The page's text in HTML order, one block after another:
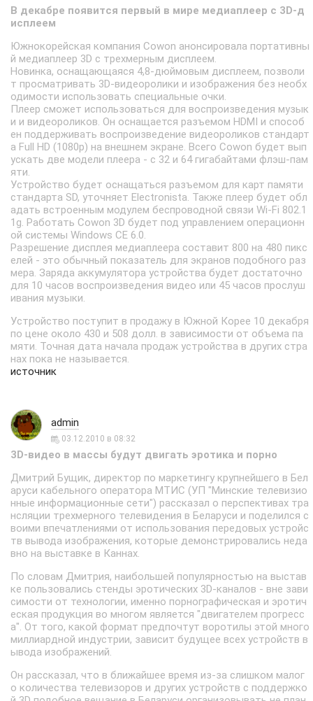
В декабре появится первый в мире медиаплеер с 3D-д
исплеем
Южнокорейская компания Cowon анонсировала портативны
й медиаплеер 3D с трехмерным дисплеем.
Новинка, оснащающаяся 4,8-дюймовым дисплеем, позволи
т просматривать 3D-видеоролики и изображения без необх
одимости использовать специальные очки.
Плеер сможет использоваться для воспроизведения музык
и и видеороликов. Он оснащается разъемом HDMI и способ
ен поддерживать воспроизведение видеороликов стандарт
а Full HD (1080p) на внешнем экране. Всего Cowon будет вып
ускать две модели плеера - с 32 и 64 гигабайтами флэш-пам
яти.
Устройство будет оснащаться разъемом для карт памяти
стандарта SD, уточняет Electronista. Также плеер будет обл
адать встроенным модулем беспроводной связи Wi-Fi 802.1
1g. Работать Cowon 3D будет под управлением операционн
ой системы Windows CE 6.0.
Разрешение дисплея медиаплеера составит 800 на 480 пикс
елей - это обычный показатель для экранов подобного раз
мера. Заряда аккумулятора устройства будет достаточно
для 10 часов воспроизведения видео или 45 часов прослуш
ивания музыки.
Устройство поступит в продажу в Южной Корее 10 декабря
по цене около 430 и 508 долл. в зависимости от объема па
мяти. Точная дата начала продаж устройства в других стра
нах пока не называется.
источник
admin
03.12.2010 в 08:32
3D-видео в массы будут двигать эротика и порно
Дмитрий Бущик, директор по маркетингу крупнейшего в Бел
аруси кабельного оператора МТИС (УП "Минские телевизио
нные информационные сети") рассказал о перспективах тра
нсляции трехмерного телевидения в Беларуси и поделился с
воими впечатлениями от использования передовых устройс
тв вывода изображения, которые демонстрировались неда
вно на выставке в Каннах.
По словам Дмитрия, наибольшей популярностью на выстав
ке пользовались стенды эротических 3D-каналов - вне зави
симости от технологии, именно порнографическая и эротич
еская продукция во многом является "двигателем прогресс
а". От того, какой формат предпочтут воротилы этой много
миллиардной индустрии, зависит будущее всех устройств в
ывода изображений.
Он рассказал, что в ближайшее время из-за слишком малог
о количества телевизоров и других устройств с поддержко